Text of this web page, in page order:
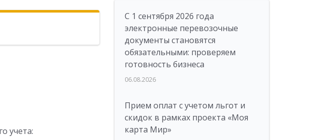
учета:
С 1 сентября 2026 года
электронные перевозочные
документы становятся
обязательными: проверяем
готовность бизнеса
06.08.2026
Прием оплат с учетом льгот и
скидок в рамках проекта «Моя
карта Мир»